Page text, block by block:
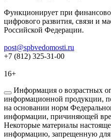
Функционирует при
цифрового развития, связи и
Российской Федерации.
post@spbvedomosti.ru
+7 (812) 325-31-00
16+
Информация о возрастных
информационной продукции,
на основании норм
информации, причиняющей
Некоторые материалы
информацию, запрещенную для